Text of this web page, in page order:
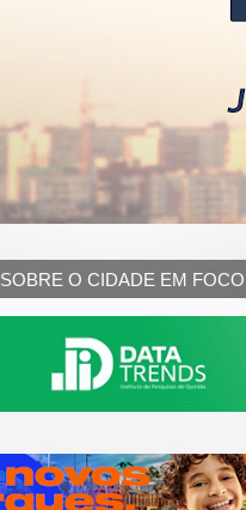
SOBRE O CIDADE EM FOCO